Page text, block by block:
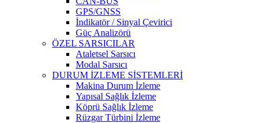
GPS/GNSS
İndikatör / Sinyal Çevirici
Güç Analizörü
ÖZEL SARSICILAR
Ataletsel Sarsıcı
Modal Sarsıcı
DURUM İZLEME SİSTEMLERİ
Makina Durum İzleme
Yapısal Sağlık İzleme
Köprü Sağlık İzleme
Rüzgar Türbini İzleme